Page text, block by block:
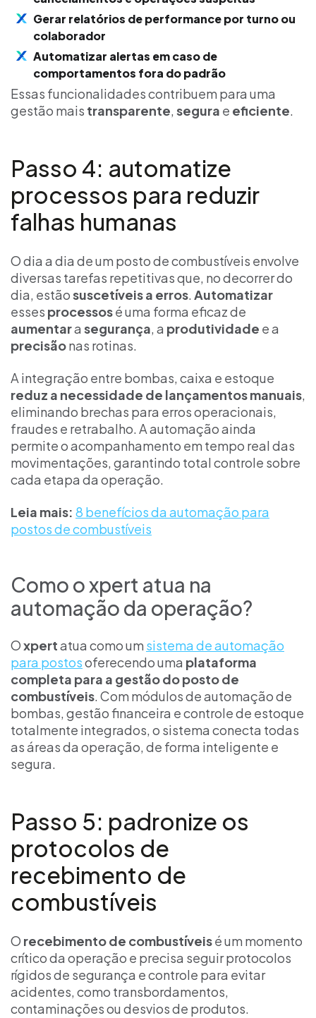
Gerar relatórios de performance por turno ou
colaborador
Automatizar alertas em caso de
comportamentos fora do padrão
Essas funcionalidades contribuem para uma
gestão mais transparente, segura e eficiente.
Passo 4: automatize
processos para reduzir
falhas humanas
O dia a dia de um posto de combustíveis envolve
diversas tarefas repetitivas que, no decorrer do
dia, estãosuscetíveis a erros. Automatizar
esses processosé uma forma eficaz de
aumentara segurança, a produtividade e a
precisãonas rotinas.
A integração entre bombas, caixa e estoque
reduz a necessidade de lançamentos manuais,
eliminando brechas para erros operacionais,
fraudes e retrabalho. A automação ainda
permite o acompanhamento em tempo real das
movimentações, garantindo total controle sobre
cada etapa da operação.
Leia mais: 8 benefícios da automação para
postos de combustíveis
Como o xpert atua na
automação da operação?
Oxpertatua como um sistema de automação
para postosoferecendo uma plataforma
completa para a gestão do posto de
combustíveis. Com módulos de automação de
bombas, gestão financeira e controle de estoque
totalmente integrados, o sistema conecta todas
as áreas da operação, de forma inteligente e
segura.
Passo 5: padronize os
protocolos de
recebimento de
combustíveis
O recebimento de combustíveisé um momento
crítico da operação e precisa seguir protocolos
rígidos de segurança e controle para evitar
acidentes, como transbordamentos,
contaminações ou desvios de produtos.